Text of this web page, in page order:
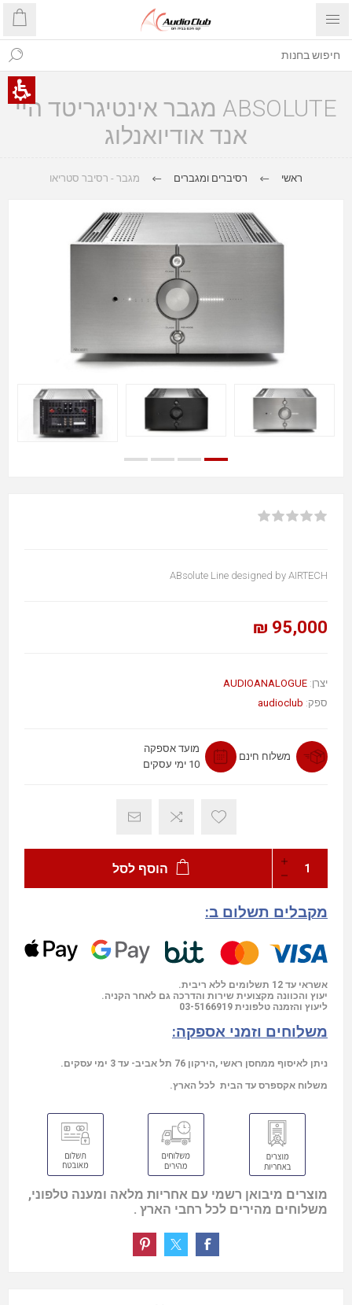
ABSOLUTE מגבר אינטיגריטד היי
אנד אודיואנלוג
ראשי רסיברים ומגברים מגבר - רסיבר סטריאו
ABsolute Line designed by AIRTECH
95,000 ₪
יצרן: AUDIOANALOGUE
ספק: audioclub
משלוח חינם
מועד אספקה
10 ימי עסקים
הוסף לסל
מקבלים תשלום ב:
אשראי עד 12 תשלומים ללא ריבית.
יעוץ והכוונה מקצועית שירות והדרכה גם לאחר הקניה.
ליעוץ והזמנה טלפונית 03-5166919
משלוחים וזמני אספקה:
ניתן לאיסוף ממחסן ראשי ,הירקון 76 תל אביב- עד 3 ימי עסקים.
משלוח אקספרס עד הבית לכל הארץ.
מוצרים מיבואן רשמי עם אחריות מלאה ומענה טלפוני,
משלוחים מהירים לכל רחבי הארץ .